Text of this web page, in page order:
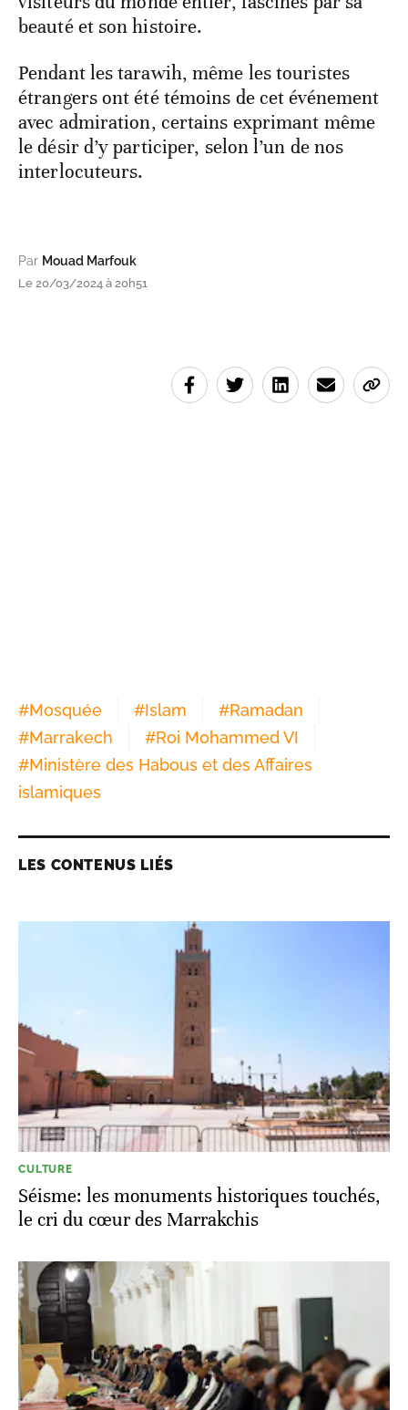
beauté et son histoire.
Pendant les tarawih, même les touristes
étrangers ont été témoins de cet événement
avec admiration, certains exprimant même
le désir d’y participer, selon l’un de nos
interlocuteurs.
Par Mouad Marfouk
Le 20/03/2024 à 20h51
#Mosquée #Islam #Ramadan
#Marrakech #Roi Mohammed VI
#Ministère des Habous et des Affaires
islamiques
LES CONTENUS LIÉS
CULTURE
Séisme: les monuments historiques touchés,
le cri du cœur des Marrakchis